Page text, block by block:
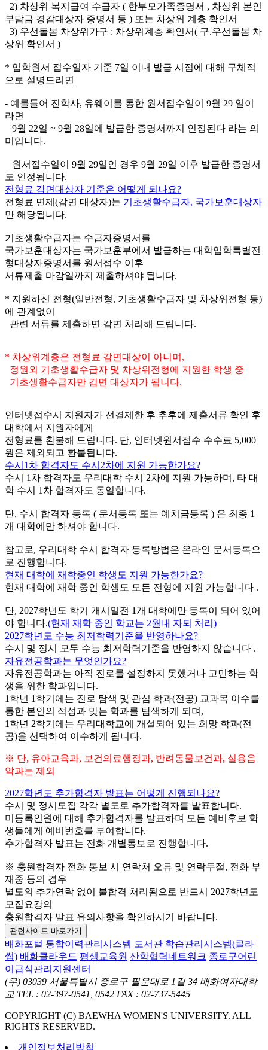
2) 차상위 복지급여 수급자 ( 한부모가족증명서 , 차상위 본인
부담금 경감대상자 증명서 등 ) 또는 차상위 계층 확인서
3) 우선돌봄 차상위가구 : 차상위계층 확인서( 구.우선돌봄 차
상위 확인서 )
* 입학원서 접수일자 기준 7일 이내 발급 시점에 대해 구체적
으로 설명드리면
- 예를들어 진학사, 유웨이를 통한 원서접수일이 9월 29 일이
라면
9월 22일 ~ 9월 28일에 발급한 증명서까지 인정된다 라는 의
미입니다.
원서접수일이 9월 29일인 경우 9월 29일 이후 발급한 증명서
도 인정됩니다.
전형료 감면대상자 기준은 어떻게 되나요?
전형료 면제(감면 대상자)는 기초생활수급자, 국가보훈대상자
만 해당됩니다.
기초생활수급자는 수급자증명서를
국가보훈대상자는 국가보훈부에서 발급하는 대학입학특별전
형대상자증명서를 원서접수 이후
서류제출 마감일까지 제출하셔야 됩니다.
* 지원하신 전형(일반전형, 기초생활수급자 및 차상위전형 등)
에 관계없이
관련 서류를 제출하면 감면 처리해 드립니다.
* 차상위계층은 전형료 감면대상이 아니며,
정원외 기초생활수급자 및 차상위전형에 지원한 학생 중
기초생활수급자만 감면 대상자가 됩니다.
인터넷접수시 지원자가 선결제한 후 추후에 제출서류 확인 후
대학에서 지원자에게
전형료를 환불해 드립니다. 단, 인터넷원서접수 수수료 5,000
원은 제외되고 환불됩니다.
수시1차 합격자도 수시2차에 지원 가능한가요?
수시 1차 합격자도 우리대학 수시 2차에 지원 가능하며, 타 대
학 수시 1차 합격자도 동일합니다.
단, 수시 합격자 등록 ( 문서등록 또는 예치금등록 ) 은 최종 1
개 대학에만 하셔야 합니다.
참고로, 우리대학 수시 합격자 등록방법은 온라인 문서등록으
로 진행합니다.
현재 대학에 재학중인 학생도 지원 가능한가요?
현재 대학에 재학 중인 학생도 모든 전형에 지원 가능합니다 .
단, 2027학년도 학기 개시일전 1개 대학에만 등록이 되어 있어
야 합니다.(현재 재학 중인 학교는 2월내 자퇴 처리)
2027학년도 수능 최저학력기준을 반영하나요?
수시 및 정시 모두 수능 최저학력기준을 반영하지 않습니다 .
자유전공학과는 무엇인가요?
자유전공학과는 아직 진로를 설정하지 못했거나 고민하는 학
생을 위한 학과입니다.
1학년 1학기에는 진로 탐색 및 관심 학과(전공) 교과목 이수를
통한 본인의 적성과 맞는 학과를 탐색하게 되며,
1학년 2학기에는 우리대학교에 개설되어 있는 희망 학과(전
공)을 선택하여 이수하게 됩니다.
※ 단, 유아교육과, 보건의료행정과, 반려동물보건과, 실용음
악과는 제외
2027학년도 추가합격자 발표는 어떻게 진행되나요?
수시 및 정시모집 각각 별도로 추가합격자를 발표합니다.
미등록인원에 대해 추가합격자를 발표하며 모든 예비후보 학
생들에게 예비번호를 부여합니다.
추가합격자 발표는 전화 개별통보로 진행합니다.
※ 충원합격자 전화 통보 시 연락처 오류 및 연락두절, 전화 부
재중 등의 경우
별도의 추가연락 없이 불합격 처리됨으로 반드시 2027학년도
모집요강의
충원합격자 발표 유의사항을 확인하시기 바랍니다.
관련사이트 바로가기
배화포털 통합이력관리시스템 도서관 학습관리시스템(클라
썸) 배화클라우드 평생교육원 산학협력네트워크 종로구어린
이급식관리지원센터
(우) 03039 서울특별시 종로구 필운대로 1길 34 배화여자대학
교 TEL : 02-397-0541, 0542 FAX : 02-737-5445
COPYRIGHT (C) BAEWHA WOMEN'S UNIVERSITY. ALL
RIGHTS RESERVED.
개인정보처리방침